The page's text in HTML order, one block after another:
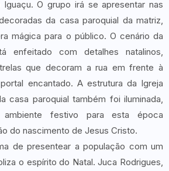
O grupo irá se apresentar nas
da casa paroquial da matriz,
mágica para o público. O cenário da
enfeitado com detalhes natalinos,
que decoram a rua em frente à
encantado. A estrutura da Igreja
casa paroquial também foi iluminada,
ambiente festivo para esta época
do nascimento de Jesus Cristo.
de presentear a população com um
o espírito do Natal. Juca Rodrigues,